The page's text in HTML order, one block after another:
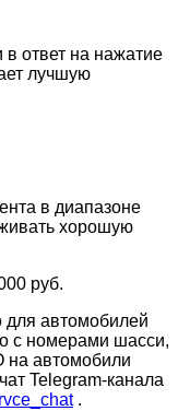
в ответ на нажатие
лучшую
в диапазоне
хорошую
руб.
для автомобилей
с номерами шасси,
автомобили
Telegram-канала
.